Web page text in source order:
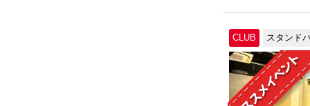
CLUB スタンド